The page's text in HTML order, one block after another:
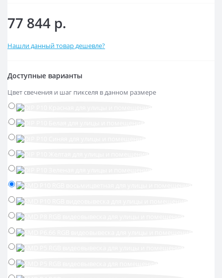
77 844 р.
Нашли данный товар дешевле?
Доступные варианты
Цвет свечения и шаг пикселя в данном размере